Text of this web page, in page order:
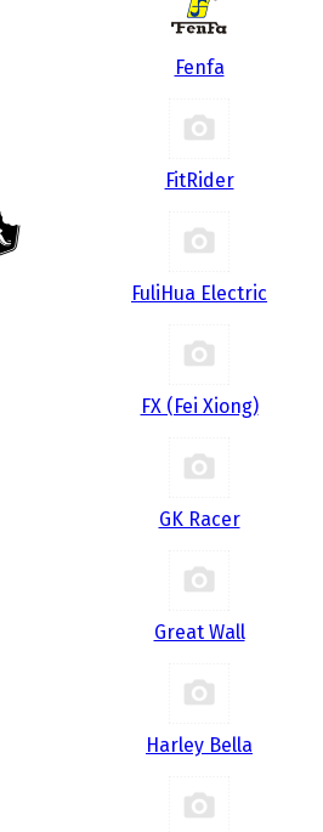
Fenfa
FitRider
FuliHua Electric
FX (Fei Xiong)
GK Racer
Great Wall
Harley Bella